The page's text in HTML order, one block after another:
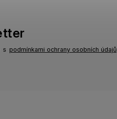
s podmínkami ochrany osobních údajů